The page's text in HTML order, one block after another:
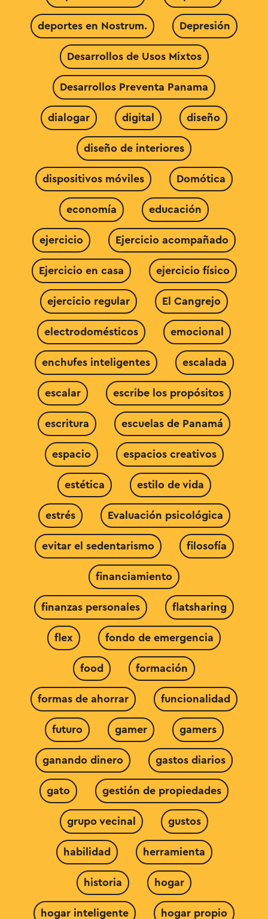
deportes en Nostrum. Depresión
Desarrollos de Usos Mixtos
Desarrollos Preventa Panama
dialogar digital diseño
diseño de interiores
dispositivos móviles Domótica
economía educación
ejercicio Ejercicio acompañado
Ejercicio en casa ejercicio físico
ejercicio regular El Cangrejo
electrodomésticos emocional
enchufes inteligentes escalada
escalar escribe los propósitos
escritura escuelas de Panamá
espacio espacios creativos
estética estilo de vida
estrés Evaluación psicológica
evitar el sedentarismo filosofía
financiamiento
finanzas personales flatsharing
flex fondo de emergencia
food formación
formas de ahorrar funcionalidad
futuro gamer gamers
ganando dinero gastos diarios
gato gestión de propiedades
grupo vecinal gustos
habilidad herramienta
historia hogar
hogar inteligente hogar propio